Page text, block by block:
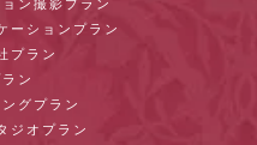
ン撮影プラン
ーションプラン
プラン
ン
グプラン
ジオプラン